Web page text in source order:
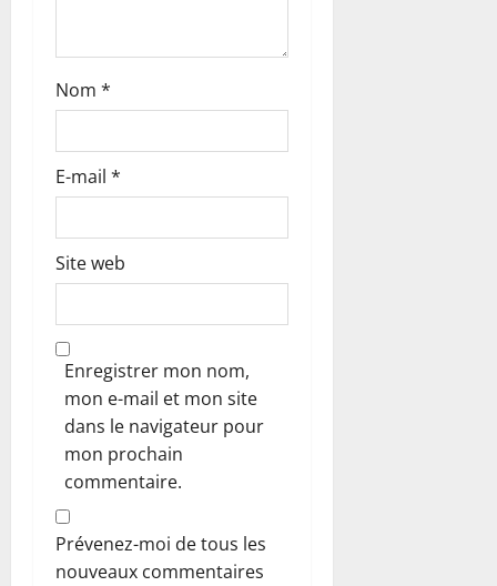
Nom *
E-mail *
Site web
Enregistrer mon nom,
mon e-mail et mon site
dans le navigateur pour
mon prochain
commentaire.
Prévenez-moi de tous les
nouveaux commentaires